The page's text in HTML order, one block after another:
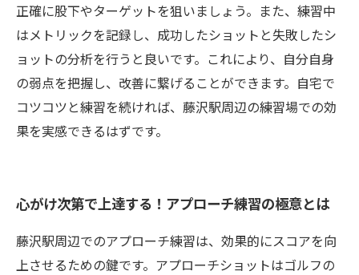
正確に股下やターゲットを狙いましょう。また、練習中
はメトリックを記録し、成功したショットと失敗したシ
ョットの分析を行うと良いです。これにより、自分自身
の弱点を把握し、改善に繋げることができます。自宅で
コツコツと練習を続ければ、藤沢駅周辺の練習場での効
果を実感できるはずです。
心がけ次第で上達する！アプローチ練習の極意とは
藤沢駅周辺でのアプローチ練習は、効果的にスコアを向
上させるための鍵です。アプローチショットはゴルフの